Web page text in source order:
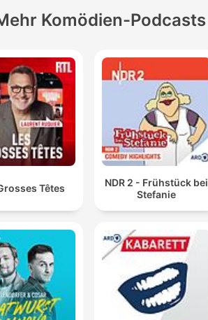
Komödien-Podcasts
Têtes
NDR 2 - Frühstück bei
Stefanie